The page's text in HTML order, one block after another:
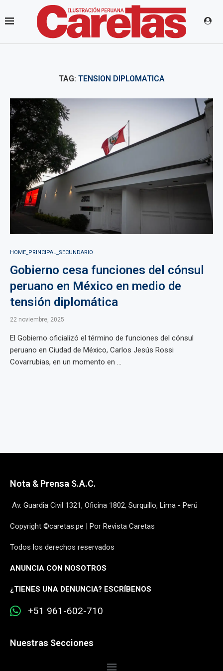
TAG: TENSION DIPLOMATICA
HOME_PRINCIPAL_SECUNDARIO
Gobierno cesa funciones del cónsul
peruano en México en medio de
tensión diplomática
22 noviembre, 2025
El Gobierno oficializó el término de funciones del cónsul
peruano en Ciudad de México, Carlos Jesús Rossi
Covarrubias, en un momento en ...
Nota & Prensa S.A.C.
Av. Guardia Civil 1321, Oficina 1802, Surquillo, Lima - Perú
Copyright ©caretas.pe | Por Revista Caretas
Todos los derechos reservados
ANUNCIA CON NOSOTROS
¿TIENES UNA DENUNCIA? ESCRÍBENOS
+51 961-602-710
Nuestras Secciones